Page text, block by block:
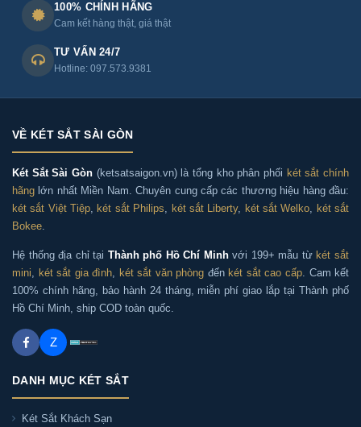
100% CHÍNH HÃNG
Cam kết hàng thật, giá thật
TƯ VẤN 24/7
Hotline: 097.573.9381
VỀ KÉT SẮT SÀI GÒN
Két Sắt Sài Gòn (ketsatsaigon.vn) là tổng kho phân phối két sắt chính
hãng lớn nhất Miền Nam. Chuyên cung cấp các thương hiệu hàng đầu:
két sắt Việt Tiệp, két sắt Philips, két sắt Liberty, két sắt Welko, két sắt
Bokee.
Hệ thống địa chỉ tại Thành phố Hồ Chí Minhvới 199+ mẫu từ két sắt
mini, két sắt gia đình, két sắt văn phòng đến két sắt cao cấp. Cam kết
100% chính hãng, bảo hành 24 tháng, miễn phí giao lắp tại Thành phố
Hồ Chí Minh, ship COD toàn quốc.
Z
DANH MỤC KÉT SẮT
Két Sắt Khách Sạn